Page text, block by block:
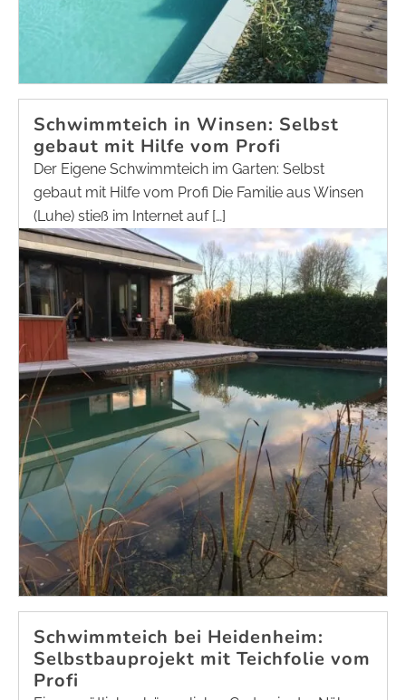
Schwimmteich in Winsen: Selbst
gebaut mit Hilfe vom Profi
Der Eigene Schwimmteich im Garten: Selbst
gebaut mit Hilfe vom Profi Die Familie aus Winsen
(Luhe) stieß im Internet auf […]
Schwimmteich bei Heidenheim:
Selbstbauprojekt mit Teichfolie vom
Profi